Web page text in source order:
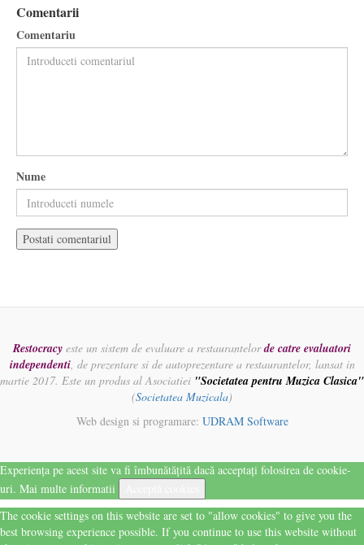
Comentarii
Comentariu
Nume
Restocracy este un sistem de evaluare a restaurantelorde catre evaluatori
independenti, de prezentare si de autoprezentare a restaurantelor, lansat in
martie 2017. Este un produs al Asociatiei "Societatea pentru Muzica Clasica"
(Societatea Muzicala)
Web design si programare: UDRAM Software
Experiența pe acest site va fi îmbunătățită dacă acceptați folosirea de cookie-
uri. Mai multe informatii
The cookie settings on this website are set to "allow cookies" to give you the
best browsing experience possible. If you continue to use this website without